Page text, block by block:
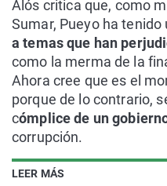
LEER MÁS
Alós critica que, como
Sumar, Pueyo ha tenido
a temas que han
como la merma de la
Ahora cree que es el
porque de lo contrario,
cómplice de un
corrupción.